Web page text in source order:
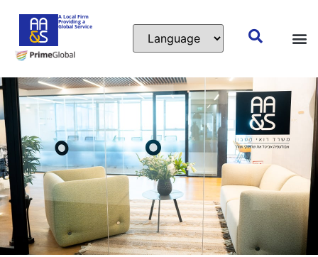
A Local Firm
Providing a
Global Service